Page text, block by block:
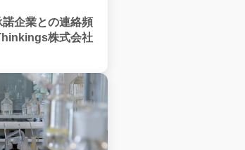
企業との連絡頻
株式会社